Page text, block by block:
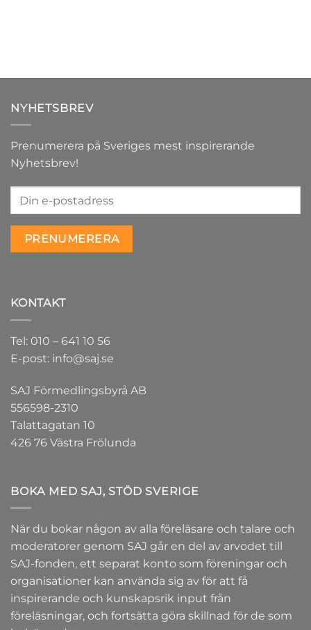
NYHETSBREV
Prenumerera på Sveriges mest inspirerande
Nyhetsbrev!
KONTAKT
Tel: 010 – 641 10 56
E-post: info@saj.se
SAJ Förmedlingsbyrå AB
556598-2310
Talattagatan 10
426 76 Västra Frölunda
BOKA MED SAJ, STÖD SVERIGE
När du bokar någon av alla föreläsare och talare och
moderatorer genom SAJ går en del av arvodet till
SAJ-fonden, ett separat konto som föreningar och
organisationer kan använda sig av för att få
inspirerande och kunskapsrik input från
föreläsningar, och fortsätta göra skillnad för de som